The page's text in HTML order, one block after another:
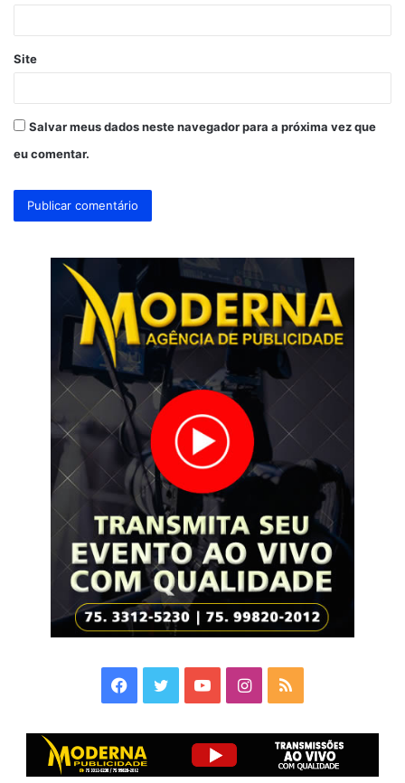
*
Site
Salvar meus dados neste navegador para a próxima vez que
eu comentar.
Facebook
TwitterYouTubeInstagram
RSS